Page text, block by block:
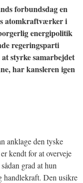
forbundsdag en
atomkraftværker i
energipolitik
regeringsparti
styrke samarbejdet
har kansleren igen
anklage den tyske
kendt for at overveje
grad at hun
handlekraft. Den usikre